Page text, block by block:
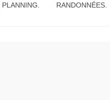
RANDONNÉES.